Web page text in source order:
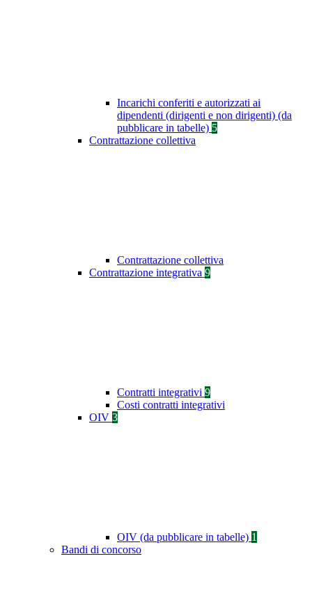
Incarichi conferiti e autorizzati ai
dipendenti (dirigenti e non dirigenti) (da
pubblicare in tabelle) 5
Contrattazione collettiva
Contrattazione collettiva
Contrattazione integrativa 9
Contratti integrativi 9
Costi contratti integrativi
OIV 3
OIV (da pubblicare in tabelle) 1
Bandi di concorso